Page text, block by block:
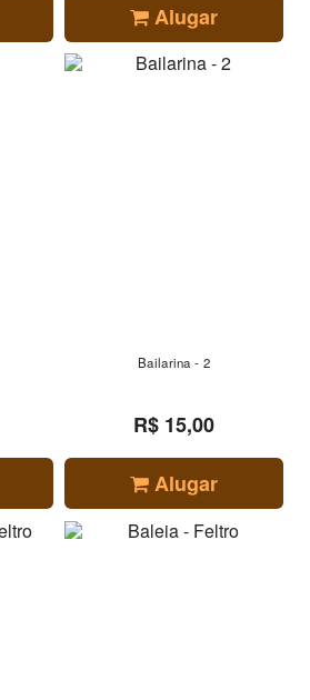
Alugar
Bailarina - 2
R$ 15,00
Alugar